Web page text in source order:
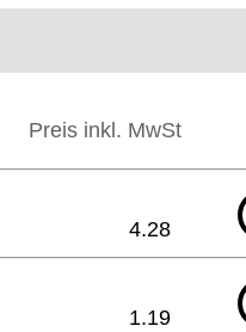
Preis inkl. MwSt
4.28
1.19